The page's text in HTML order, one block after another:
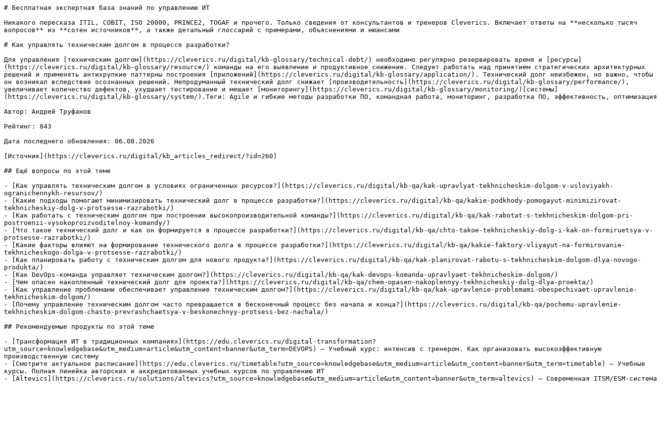
# Бесплатная экспертная база знаний по управлению ИТ
Никакого пересказа ITIL, COBIT, ISO 20000, PRINCE2, TOGAF и прочего. Только сведения от консультантов и тренеров Cleverics. Включает ответы на **несколько тысяч
вопросов** из **сотен источников**, а также детальный глоссарий с примерами, объяснениями и нюансами
# Как управлять техническим долгом в процессе разработки?
Для управления [техническим долгом](https://cleverics.ru/digital/kb-glossary/technical-debt/) необходимо регулярно резервировать время и [ресурсы]
(https://cleverics.ru/digital/kb-glossary/resource/) команды на его выявление и продуктивное снижение. Следует работать над принятием стратегических архитектурных
решений и применять антихрупкие паттерны построения [приложений](https://cleverics.ru/digital/kb-glossary/application/). Технический долг неизбежен, но важно, чтобы
он возникал вследствие осознанных решений. Непродуманный технический долг снижает [производительность](https://cleverics.ru/digital/kb-glossary/performance/),
увеличивает количество дефектов, ухудшает тестирование и мешает [мониторингу](https://cleverics.ru/digital/kb-glossary/monitoring/)[системы]
(https://cleverics.ru/digital/kb-glossary/system/).Теги: Agile и гибкие методы разработки ПО, командная работа, мониторинг, разработка ПО, эффективность, оптимизация
Автор: Андрей Труфанов
Рейтинг: 843
Дата последнего обновления: 06.08.2026
[Источник](https://cleverics.ru/digital/kb_articles_redirect/?id=260)
## Ещё вопросы по этой теме
- [Как управлять техническим долгом в условиях ограниченных ресурсов?](https://cleverics.ru/digital/kb-qa/kak-upravlyat-tekhnicheskim-dolgom-v-usloviyakh-
ogranichennykh-resursov/)
- [Какие подходы помогают минимизировать технический долг в процессе разработки?](https://cleverics.ru/digital/kb-qa/kakie-podkhody-pomogayut-minimizirovat-
tekhnicheskiy-dolg-v-protsesse-razrabotki/)
- [Как работать с техническим долгом при построении высокопроизводительной команды?](https://cleverics.ru/digital/kb-qa/kak-rabotat-s-tekhnicheskim-dolgom-pri-
postroenii-vysokoproizvoditelnoy-komandy/)
- [Что такое технический долг и как он формируется в процессе разработки?](https://cleverics.ru/digital/kb-qa/chto-takoe-tekhnicheskiy-dolg-i-kak-on-formiruetsya-v-
protsesse-razrabotki/)
- [Какие факторы влияют на формирование технического долга в процессе разработки?](https://cleverics.ru/digital/kb-qa/kakie-faktory-vliyayut-na-formirovanie-
tekhnicheskogo-dolga-v-protsesse-razrabotki/)
- [Как планировать работу с техническим долгом для нового продукта?](https://cleverics.ru/digital/kb-qa/kak-planirovat-rabotu-s-tekhnicheskim-dolgom-dlya-novogo-
produkta/)
- [Как DevOps-команда управляет техническим долгом?](https://cleverics.ru/digital/kb-qa/kak-devops-komanda-upravlyaet-tekhnicheskim-dolgom/)
- [Чем опасен накопленный технический долг для проекта?](https://cleverics.ru/digital/kb-qa/chem-opasen-nakoplennyy-tekhnicheskiy-dolg-dlya-proekta/)
- [Как управление проблемами обеспечивает управление техническим долгом?](https://cleverics.ru/digital/kb-qa/kak-upravlenie-problemami-obespechivaet-upravlenie-
tekhnicheskim-dolgom/)
- [Почему управление техническим долгом часто превращается в бесконечный процесс без начала и конца?](https://cleverics.ru/digital/kb-qa/pochemu-upravlenie-
tekhnicheskim-dolgom-chasto-prevrashchaetsya-v-beskonechnyy-protsess-bez-nachala/)
## Рекомендуемые продукты по этой теме
- [Трансформация ИТ в традиционных компаниях](https://edu.cleverics.ru/digital-transformation?
utm_source=knowledgebase&utm_medium=article&utm_content=banner&utm_term=DEVOPS) — Учебный курс: интенсив с тренером. Как организовать высокоэффективную
производственную систему
- [Смотрите актуальное расписание](https://edu.cleverics.ru/timetable?utm_source=knowledgebase&utm_medium=article&utm_content=banner&utm_term=timetable) — Учебные
курсы. Полная линейка авторских и аккредитованных учебных курсов по управлению ИТ
- [Altevics](https://cleverics.ru/solutions/altevics?utm_source=knowledgebase&utm_medium=article&utm_content=banner&utm_term=altevics) — Современная ITSM/ESM-система